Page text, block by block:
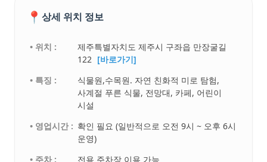
📍 상세 위치 정보
• 위치 :
제주특별자치도 제주시 구좌읍 만장굴길
122 [바로가기]
• 특징 :
식물원,수목원. 자연 친화적 미로 탐험,
사계절 푸른 식물, 전망대, 카페, 어린이
시설
• 영업시간 : 확인 필요 (일반적으로 오전 9시 ~ 오후 6시
운영)
• 주차 :
전용 주차장 이용 가능